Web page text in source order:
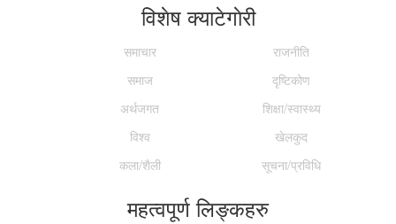
विशेष क्याटेगाेरी
समाचार
राजनीति
समाज
दृष्टिकोण
अर्थजगत
शिक्षा/स्वास्थ्य
विश्व
खेलकुद
कला/शैली
सूचना/प्रविधि
महत्वपूर्ण लिङ्कहरु